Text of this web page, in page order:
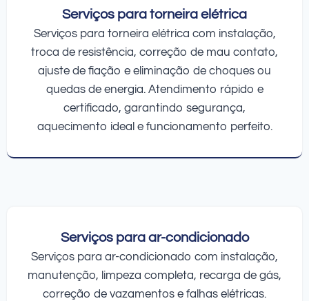
Serviços para torneira elétrica
Serviços para torneira elétrica com instalação,
troca de resistência, correção de mau contato,
ajuste de fiação e eliminação de choques ou
quedas de energia. Atendimento rápido e
certificado, garantindo segurança,
aquecimento ideal e funcionamento perfeito.
Serviços para ar-condicionado
Serviços para ar-condicionado com instalação,
manutenção, limpeza completa, recarga de gás,
correção de vazamentos e falhas elétricas.